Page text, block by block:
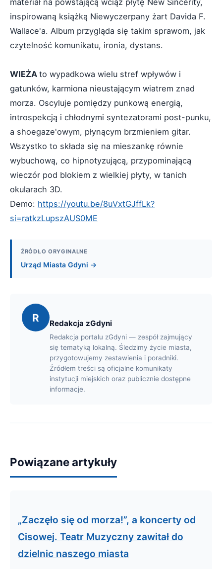
materiał na powstającą wciąż płytę New Sincerity,
inspirowaną książką Niewyczerpany żart Davida F.
Wallace'a. Album przygląda się takim sprawom, jak
czytelność komunikatu, ironia, dystans.
WIEŻA to wypadkowa wielu stref wpływów i
gatunków, karmiona nieustającym wiatrem znad
morza. Oscyluje pomiędzy punkową energią,
introspekcją i chłodnymi syntezatorami post-punku,
a shoegaze'owym, płynącym brzmieniem gitar.
Wszystko to składa się na mieszankę równie
wybuchową, co hipnotyzującą, przypominającą
wieczór pod blokiem z wielkiej płyty, w tanich
okularach 3D.
Demo: https://youtu.be/8uVxtGJffLk?
si=ratkzLupszAUS0ME
ŹRÓDŁO ORYGINALNE
Urząd Miasta Gdyni →
R Redakcja zGdyni
Redakcja portalu zGdyni — zespół zajmujący
się tematyką lokalną. Śledzimy życie miasta,
przygotowujemy zestawienia i poradniki.
Źródłem treści są oficjalne komunikaty
instytucji miejskich oraz publicznie dostępne
informacje.
Powiązane artykuły
„Zaczęło się od morza!”, a koncerty od
Cisowej. Teatr Muzyczny zawitał do
dzielnic naszego miasta